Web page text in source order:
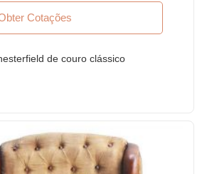
Cotações
de couro clássico